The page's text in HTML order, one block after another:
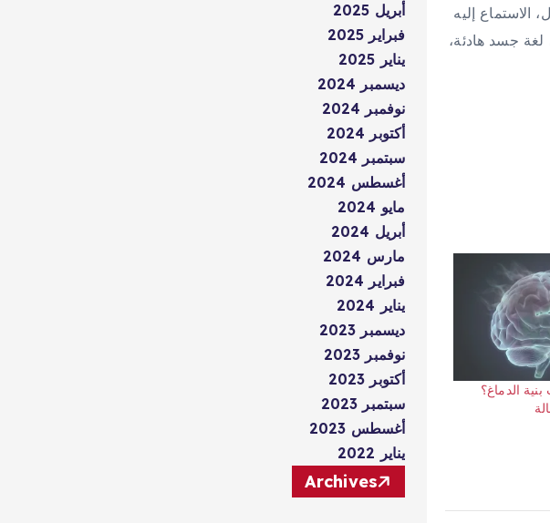
الاستماع إليه
جسد هادئة،
الدماغ؟
أبريل 2025
فبراير 2025
يناير 2025
ديسمبر 2024
نوفمبر 2024
أكتوبر 2024
سبتمبر 2024
أغسطس 2024
مايو 2024
أبريل 2024
مارس 2024
فبراير 2024
يناير 2024
ديسمبر 2023
نوفمبر 2023
أكتوبر 2023
سبتمبر 2023
أغسطس 2023
يناير 2022
Archives